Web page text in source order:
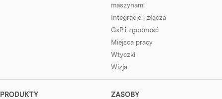
maszynami
Integracje i złącza
GxP i zgodność
Miejsca pracy
Wtyczki
Wizja
PRODUKTY
ZASOBY